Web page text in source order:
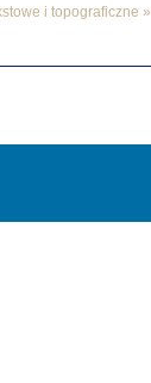
i topograficzne »